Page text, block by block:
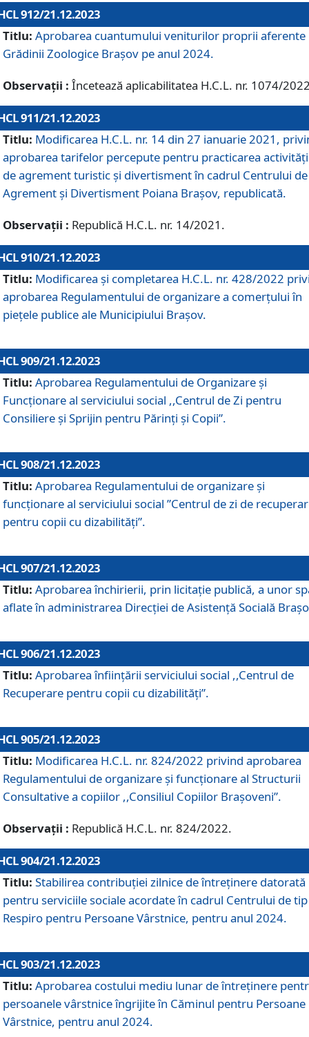
912/21.12.2023
Titlu: Aprobarea cuantumului veniturilor proprii aferente
Grădinii Zoologice Braşov pe anul 2024.
Observații : Încetează aplicabilitatea H.C.L. nr. 1074/
911/21.12.2023
Titlu: Modificarea H.C.L. nr. 14 din 27 ianuarie 2021,
aprobarea tarifelor percepute pentru practicarea
de agrement turistic și divertisment în cadrul Centrului de
Agrement și Divertisment Poiana Brașov, republicată.
Observații : Republică H.C.L. nr. 14/2021.
910/21.12.2023
Titlu: Modificarea și completarea H.C.L. nr. 428/2022
aprobarea Regulamentului de organizare a comerțului în
piețele publice ale Municipiului Braşov.
909/21.12.2023
Titlu: Aprobarea Regulamentului de Organizare și
Funcționare al serviciului social ,,Centrul de Zi pentru
Consiliere şi Sprijin pentru Părinţi şi Copii”.
908/21.12.2023
Titlu: Aprobarea Regulamentului de organizare şi
funcţionare al serviciului social ”Centrul de zi de
pentru copii cu dizabilități”.
907/21.12.2023
Titlu: Aprobarea închirierii, prin licitație publică, a unor
aflate în administrarea Direcției de Asistență Socială
906/21.12.2023
Titlu: Aprobarea înființării serviciului social ,,Centrul de
Recuperare pentru copii cu dizabilități”.
905/21.12.2023
Titlu: Modificarea H.C.L. nr. 824/2022 privind aprobarea
Regulamentului de organizare şi funcţionare al Structurii
Consultative a copiilor ,,Consiliul Copiilor Braşoveni”.
Observații : Republică H.C.L. nr. 824/2022.
904/21.12.2023
Titlu: Stabilirea contribuţiei zilnice de întreținere datorată
pentru serviciile sociale acordate în cadrul Centrului de tip
Respiro pentru Persoane Vârstnice, pentru anul 2024.
903/21.12.2023
Titlu: Aprobarea costului mediu lunar de întreţinere
persoanele vârstnice îngrijite în Căminul pentru Persoane
Vârstnice, pentru anul 2024.